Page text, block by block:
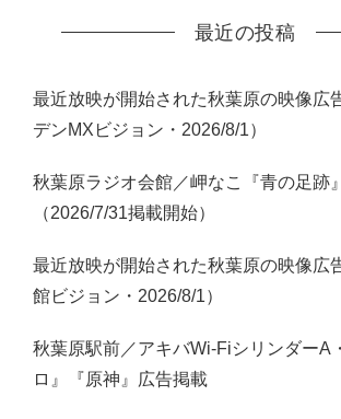
最近の投稿
最近放映が開始された秋葉原の映像広
デンMXビジョン・2026/8/1）
秋葉原ラジオ会館／岬なこ『青の足跡
（2026/7/31掲載開始）
最近放映が開始された秋葉原の映像広
館ビジョン・2026/8/1）
秋葉原駅前／アキバWi-FiシリンダーA
ロ』『原神』広告掲載